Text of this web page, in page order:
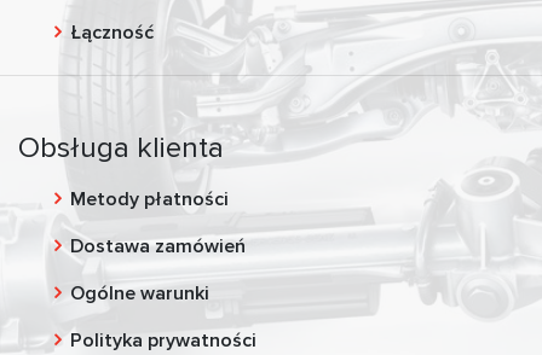
Łączność
Obsługa klienta
Metody płatności
Dostawa zamówień
Ogólne warunki
Polityka prywatności